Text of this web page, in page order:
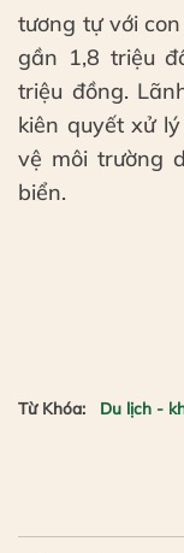
tương tự với
gần 1,8 triệu
triệu đồng.
kiên quyết xử
vệ môi trường
biển.
Từ Khóa: Du lịch -